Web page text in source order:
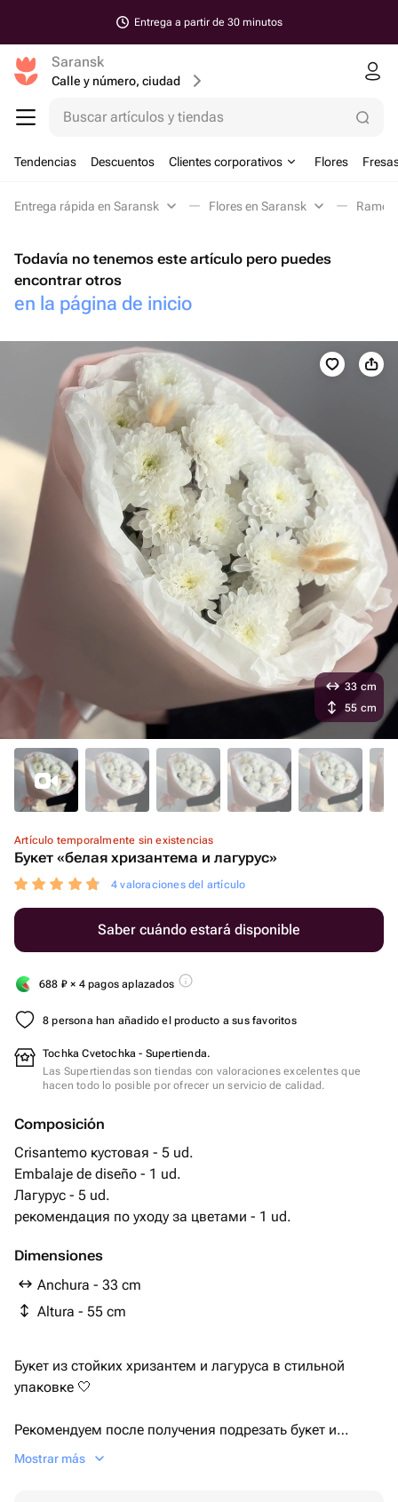
Entrega a partir de 30 minutos
Saransk
Calle y número, ciudad
Buscar artículos y tiendas
Tendencias Descuentos Clientes corporativos Flores
Entrega rápida en Saransk Flores en Saransk
Todavía no tenemos este artículo pero puedes
encontrar otros
en la página de inicio
Artículo temporalmente sin existencias
Букет «белая хризантема и лагурус»
4 valoraciones del artículo
Saber cuándo estará disponible
688 ₽ × 4 pagos aplazados
8 persona han añadido el producto a sus favoritos
Tochka Cvetochka - Supertienda.
Las Supertiendas son tiendas con valoraciones excelentes que
hacen todo lo posible por ofrecer un servicio de calidad.
Composición
Crisantemo кустовая - 5 ud.
Embalaje de diseño - 1 ud.
Лагурус - 5 ud.
рекомендация по уходу за цветами - 1 ud.
Dimensiones
Anchura - 33 cm
Altura - 55 cm
33 cm
55 cm
Букет из стойких хризантем и лагуруса в стильной
упаковке 🤍
Рекомендуем после получения подрезать букет и
поставить в холодную воду ☀️
Mostrar más